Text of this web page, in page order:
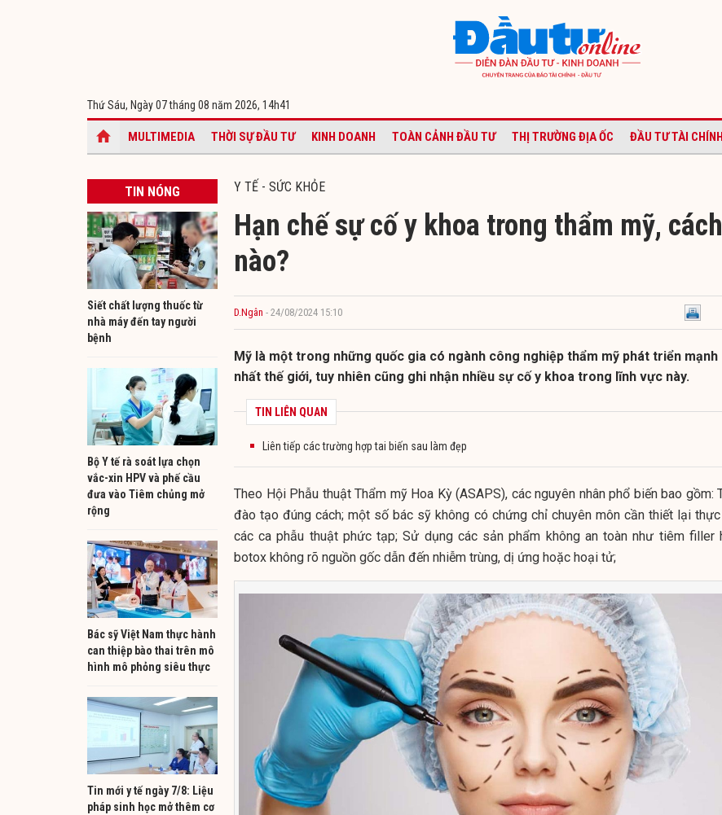
Thứ Sáu, Ngày 07 tháng 08 năm 2026, 14h41
MULTIMEDIA THỜI SỰ ĐẦU TƯ KINH DOANH TOÀN CẢNH ĐẦU TƯ THỊ TRƯỜNG ĐỊA ỐC ĐẦU TƯ TÀI CHÍNH
TIN NÓNG
Siết chất lượng thuốc từ
nhà máy đến tay người
bệnh
Bộ Y tế rà soát lựa chọn
vắc-xin HPV và phế cầu
đưa vào Tiêm chủng mở
rộng
Bác sỹ Việt Nam thực hành
can thiệp bào thai trên mô
hình mô phỏng siêu thực
Tin mới y tế ngày 7/8: Liệu
pháp sinh học mở thêm cơ
Y TẾ - SỨC KHỎE
Hạn chế sự cố y khoa trong thẩm mỹ, cách
nào?
D.Ngân - 24/08/2024 15:10
Mỹ là một trong những quốc gia có ngành công nghiệp thẩm mỹ phát triển mạnh
nhất thế giới, tuy nhiên cũng ghi nhận nhiều sự cố y khoa trong lĩnh vực này.
TIN LIÊN QUAN
Liên tiếp các trường hợp tai biến sau làm đẹp
Theo Hội Phẫu thuật Thẩm mỹ Hoa Kỳ (ASAPS), các nguyên nhân phổ biến bao gồm:
đào tạo đúng cách; một số bác sỹ không có chứng chỉ chuyên môn cần thiết lại thực
các ca phẫu thuật phức tạp; Sử dụng các sản phẩm không an toàn như tiêm filler
botox không rõ nguồn gốc dẫn đến nhiễm trùng, dị ứng hoặc hoại tử;